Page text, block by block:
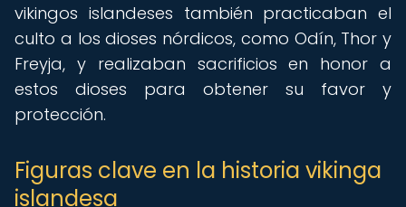
vikingos islandeses también practicaban el
culto a los dioses nórdicos, como Odín, Thor y
Freyja, y realizaban sacrificios en honor a
estos dioses para obtener su favor y
protección.
Figuras clave en la historia vikinga
islandesa